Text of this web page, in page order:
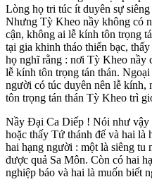
Lòng họ tri túc ít duyên sự
Nhưng Tỳ Kheo nầy không có
cận, không ai lễ kính tôn trọng
tại gia khinh tháo thiển bạc,
họ nghĩ rằng : nơi Tỳ Kheo nầy
lễ kính tôn trọng tán thán.
người có túc duyên nên lễ kính,
tôn trọng tán thán Tỳ Kheo trì
Nầy Ðại Ca Diếp ! Nói như vậy
hoặc thấy Tứ thánh đế và hai là
hai hạng người : một là siêng tu
được quả Sa Môn. Còn có hai
nghiệp báo và hai là muốn biết